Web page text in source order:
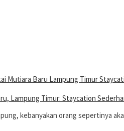
Lampung Timur: Staycation
kebanyakan orang sepertinya